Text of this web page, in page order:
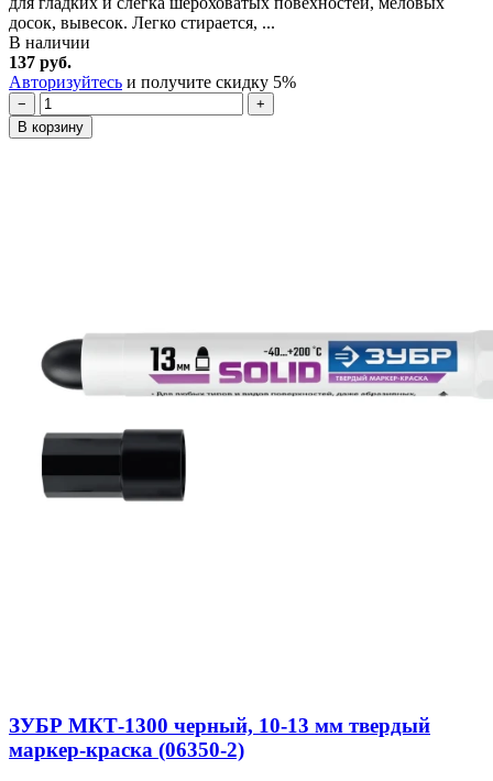
досок, вывесок. Легко стирается, ...
В наличии
137 руб.
Авторизуйтесь и получите скидку 5%
−
+
В корзину
ЗУБР МКТ-1300 черный, 10-13 мм твердый
маркер-краска (06350-2)